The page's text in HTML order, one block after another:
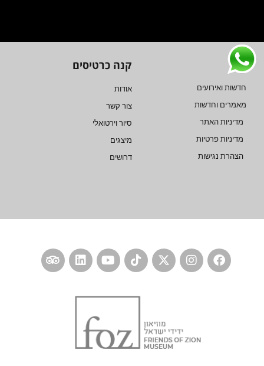
חדשות ואירועים
מאמרים וחדשות
מדיניות האתר
מדיניות פרטיות
הצהרת נגישות
קנה כרטיסים
אודות
צור קשר
סיור וירטואלי
מיצגים
דרושים